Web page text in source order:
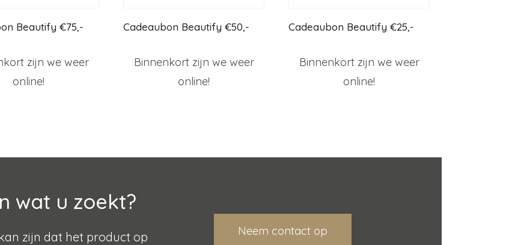
Beautify €75,-
zijn we weer
online!
Cadeaubon Beautify €50,-
Binnenkort zijn we weer
online!
Cadeaubon Beautify €25,-
Binnenkort zijn we weer
online!
wat u zoekt?
zijn dat het product op
Neem contact op